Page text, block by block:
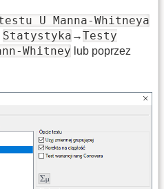
U Manna-Whitneya
Statystyka →Testy
Whitney lub poprzez